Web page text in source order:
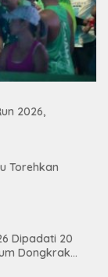
2026,
Torehkan
Dipadati 20
Dongkrak